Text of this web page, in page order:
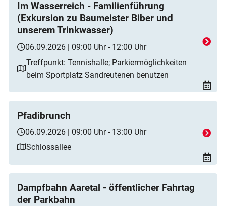
Im Wasserreich - Familienführung
(Exkursion zu Baumeister Biber und
unserem Trinkwasser)
06.09.2026 | 09:00 Uhr - 12:00 Uhr
Treffpunkt: Tennishalle; Parkiermöglichkeiten
beim Sportplatz Sandreutenen benutzen
Pfadibrunch
06.09.2026 | 09:00 Uhr - 13:00 Uhr
Schlossallee
Dampfbahn Aaretal - öffentlicher Fahrtag
der Parkbahn